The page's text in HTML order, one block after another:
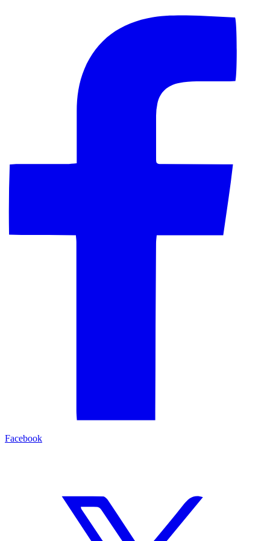
Facebook